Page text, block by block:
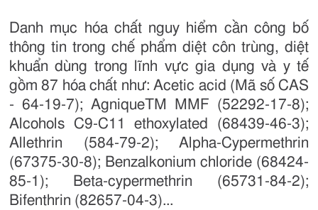
Danh mục hóa chất nguy hiểm cần công bố
thông tin trong chế phẩm diệt côn trùng, diệt
khuẩn dùng trong lĩnh vực gia dụng và y tế
gồm 87 hóa chất như: Acetic acid (Mã số CAS
- 64-19-7); AgniqueTM MMF (52292-17-8);
Alcohols C9-C11 ethoxylated (68439-46-3);
Allethrin (584-79-2); Alpha-Cypermethrin
(67375-30-8); Benzalkonium chloride (68424-
85-1); Beta-cypermethrin (65731-84-2);
Bifenthrin (82657-04-3)...